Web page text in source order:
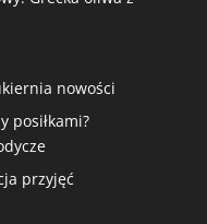
nowości
posiłkami?
przyjęć